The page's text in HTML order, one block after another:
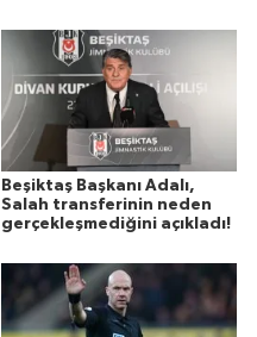
Beşiktaş Başkanı Adalı,
Salah transferinin neden
gerçekleşmediğini açıkladı!